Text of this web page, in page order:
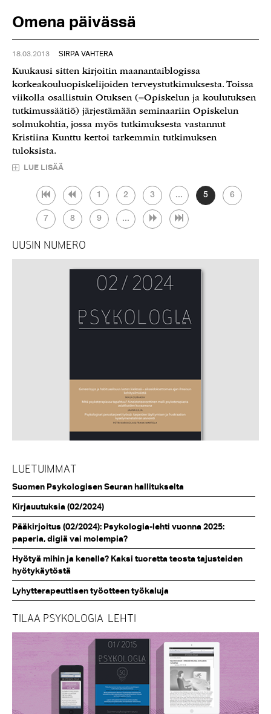
Omena päivässä
18.03.2013 SIRPA VAHTERA
Kuukausi sitten kirjoitin maanantaiblogissa
korkeakouluopiskelijoiden terveystutkimuksesta. Toissa
viikolla osallistuin Otuksen (=Opiskelun ja koulutuksen
tutkimussäätiö) järjestämään seminaariin Opiskelun
solmukohtia, jossa myös tutkimuksesta vastannut
Kristiina Kunttu kertoi tarkemmin tutkimuksen
tuloksista.
LUE LISÄÄ
1 2 3 ... 5 6
7 8 9 ...
UUSIN NUMERO
LUETUIMMAT
Suomen Psykologisen Seuran hallitukselta
Kirjauutuksia (02/2024)
Pääkirjoitus (02/2024): Psykologia-lehti vuonna 2025:
paperia, digiä vai molempia?
Hyötyä mihin ja kenelle? Kaksi tuoretta teosta tajusteiden
hyötykäytöstä
Lyhytterapeuttisen työotteen työkaluja
TILAA PSYKOLOGIA-LEHTI